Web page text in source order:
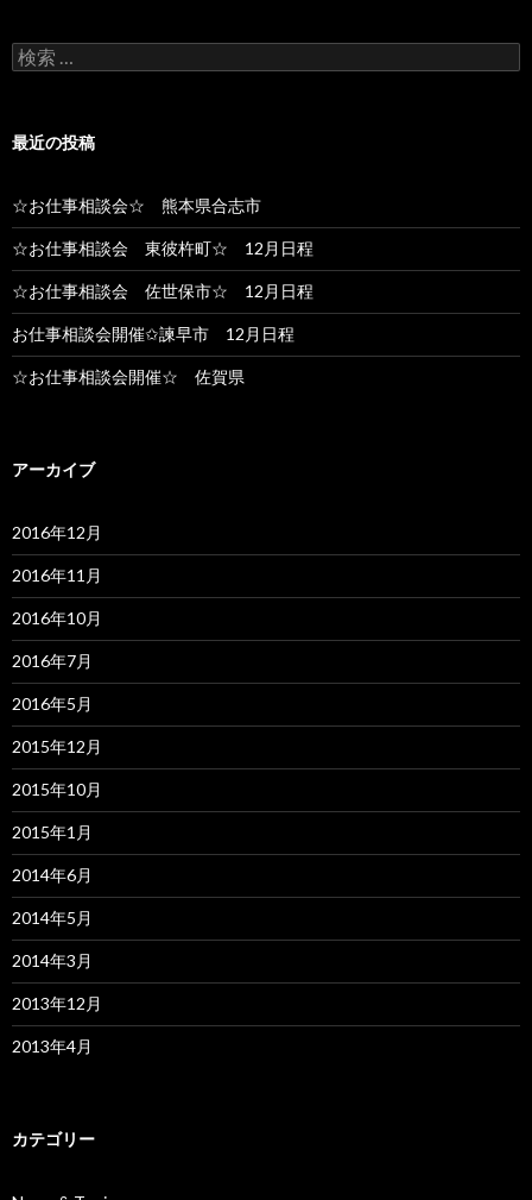
検索:
最近の投稿
☆お仕事相談会☆ 熊本県合志市
☆お仕事相談会 東彼杵町☆ 12月日程
☆お仕事相談会 佐世保市☆ 12月日程
お仕事相談会開催✩諫早市 12月日程
☆お仕事相談会開催☆ 佐賀県
アーカイブ
2016年12月
2016年11月
2016年10月
2016年7月
2016年5月
2015年12月
2015年10月
2015年1月
2014年6月
2014年5月
2014年3月
2013年12月
2013年4月
カテゴリー